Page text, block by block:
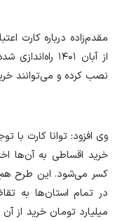
مقدم‌زاده درباره کارت
از آبان ۱۴۰۱
نصب کرده و می‌توانند
وی افزود: توانا کارت با
کسر می‌شود. این طرح
میلیارد تومان خرید از